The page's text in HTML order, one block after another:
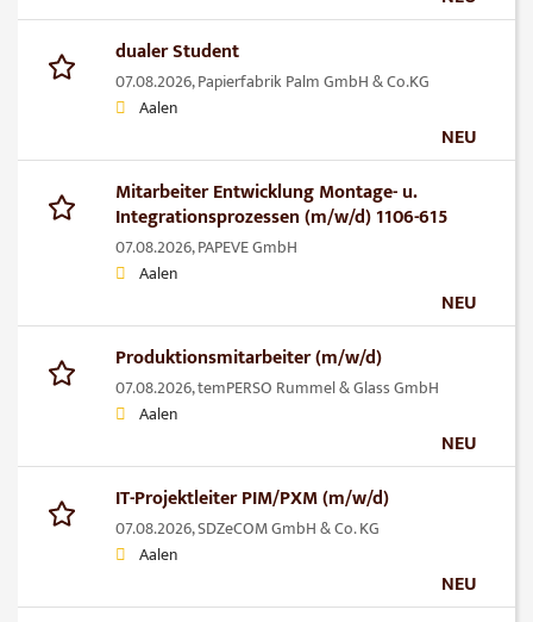
dualer Student
07.08.2026,Papierfabrik Palm GmbH & Co.KG
Aalen
NEU
Mitarbeiter Entwicklung Montage- u.
Integrationsprozessen (m/w/d) 1106-615
07.08.2026,PAPEVE GmbH
Aalen
NEU
Produktionsmitarbeiter (m/w/d)
07.08.2026,temPERSO Rummel & Glass GmbH
Aalen
NEU
IT-Projektleiter PIM/PXM (m/w/d)
07.08.2026,SDZeCOM GmbH & Co. KG
Aalen
NEU